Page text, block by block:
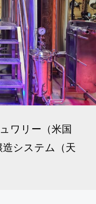
ワリー（米国
システム（天